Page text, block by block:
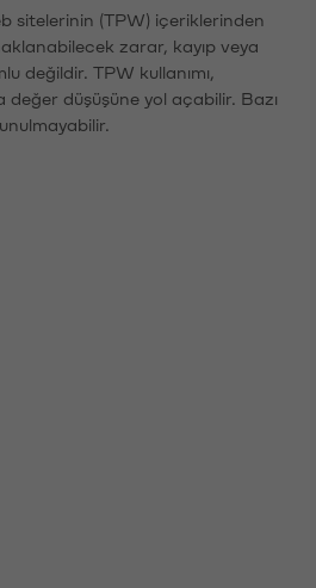
sitelerinin (TPW) içeriklerinden
zarar, kayıp veya
değildir. TPW kullanımı,
değer düşüşüne yol açabilir. Bazı